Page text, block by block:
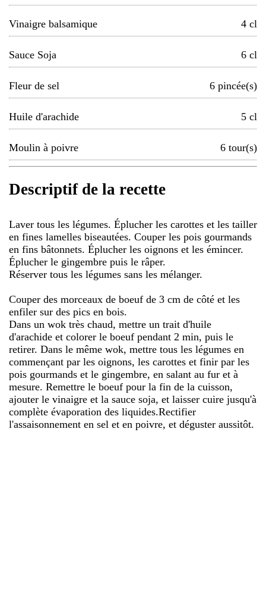
Vinaigre balsamique 4 cl
Sauce Soja 6 cl
Fleur de sel 6 pincée(s)
Huile d'arachide 5 cl
Moulin à poivre 6 tour(s)
Descriptif de la recette
Laver tous les légumes. Éplucher les carottes et les tailler
en fines lamelles biseautées. Couper les pois gourmands
en fins bâtonnets. Éplucher les oignons et les émincer.
Éplucher le gingembre puis le râper.
Réserver tous les légumes sans les mélanger.
Couper des morceaux de boeuf de 3 cm de côté et les
enfiler sur des pics en bois.
Dans un wok très chaud, mettre un trait d'huile
d'arachide et colorer le boeuf pendant 2 min, puis le
retirer. Dans le même wok, mettre tous les légumes en
commençant par les oignons, les carottes et finir par les
pois gourmands et le gingembre, en salant au fur et à
mesure. Remettre le boeuf pour la fin de la cuisson,
ajouter le vinaigre et la sauce soja, et laisser cuire jusqu'à
complète évaporation des liquides.Rectifier
l'assaisonnement en sel et en poivre, et déguster aussitôt.